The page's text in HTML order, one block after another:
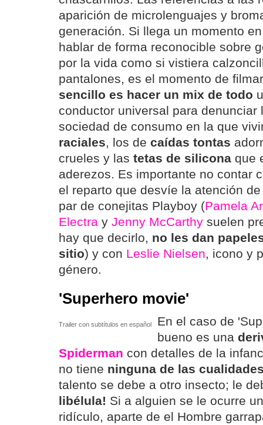
aparición de microlenguajes y
generación. Si llega un momento
hablar de forma reconocible sobre
por la vida como si vistiera
pantalones, es el momento de
sencillo es hacer un mix de todo
conductor universal para denunciar
sociedad de consumo en la que
raciales, los de caídas tontas
crueles y las tetas de silicona que
aderezos. Es importante no contar
el reparto que desvíe la atención
par de conejitas Playboy (Pamela
Electra y Jenny McCarthy suelen
hay que decirlo, no les dan
sitio) y con Leslie Nielsen, icono y
género.
'Superhero movie'
Trailer con subtítulos en español
En el caso de
bueno es una
Spiderman con detalles de la
no tiene ninguna de las
talento se debe a otro insecto; le
libélula! Si a alguien se le ocurre
ridículo, aparte de el Hombre